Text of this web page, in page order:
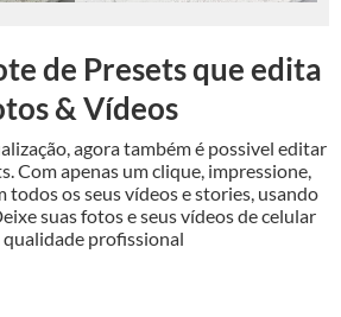
de Presets que edita
& Vídeos
agora também é possivel editar
Com apenas um clique, impressione,
todos os seus vídeos e stories, usando
suas fotos e seus vídeos de celular
qualidade profissional